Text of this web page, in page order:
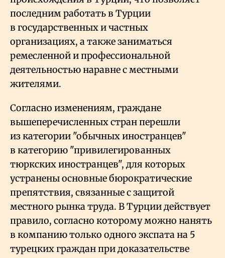
последним работать в Турции
в государственных и частных
организациях, а также заниматься
ремесленной и профессиональной
деятельностью наравне с местными
жителями.
Согласно изменениям, граждане
вышеперечисленных стран перешли
из категории "обычных иностранцев"
в категорию "привилегированных
тюркских иностранцев", для которых
устранены основные бюрократические
препятствия, связанные с защитой
местного рынка труда. В Турции действует
правило, согласно которому можно нанять
в компанию только одного экспата на 5
турецких граждан при доказательстве